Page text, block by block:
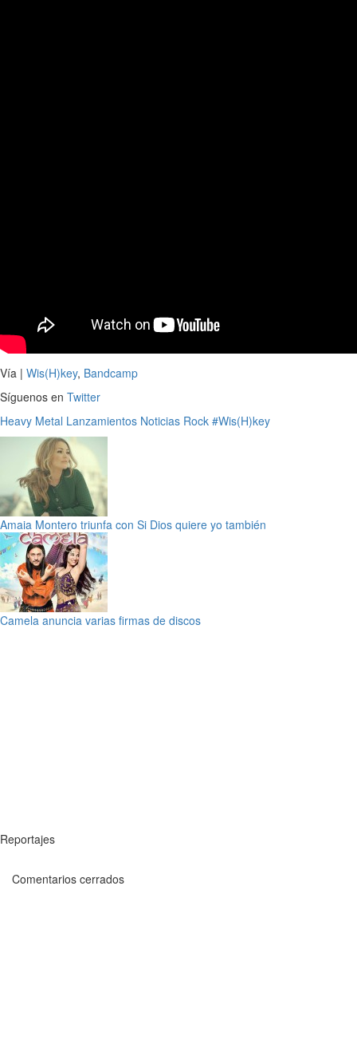
Vía | Wis(H)key, Bandcamp
Síguenos en Twitter
Heavy Metal Lanzamientos Noticias Rock #Wis(H)key
Amaia Montero triunfa con Si Dios quiere yo también
Camela anuncia varias firmas de discos
Reportajes
Comentarios cerrados